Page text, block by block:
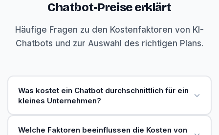
Chatbot-Preise erklärt
Häufige Fragen zu den Kostenfaktoren von KI-
Chatbots und zur Auswahl des richtigen Plans.
Was kostet ein Chatbot durchschnittlich für ein
kleines Unternehmen?
Welche Faktoren beeinflussen die Kosten von